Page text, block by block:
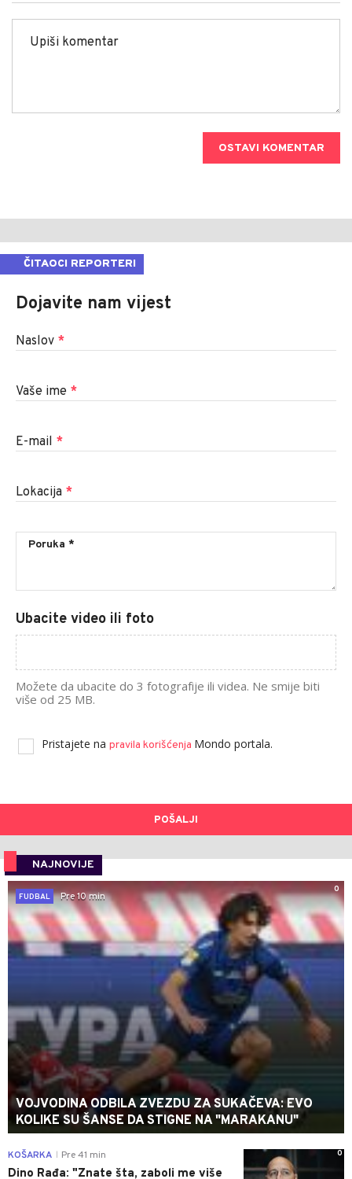
OSTAVI KOMENTAR
ČITAOCI REPORTERI
Dojavite nam vijest
Naslov *
Vaše ime *
E-mail *
Lokacija *
Ubacite video ili foto
Možete da ubacite do 3 fotografije ili videa. Ne smije biti
više od 25 MB.
Pristajete na pravila korišćenja Mondo portala.
POŠALJI
NAJNOVIJE
0
FUDBAL
Pre 10 min
VOJVODINA ODBILA ZVEZDU ZA SUKAČEVA: EVO
KOLIKE SU ŠANSE DA STIGNE NA "MARAKANU"
0
KOŠARKA Pre 41 min
Dino Rađa: "Znate šta, zaboli me više